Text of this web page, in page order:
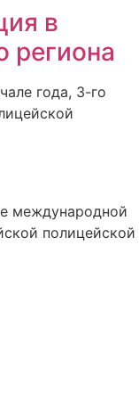
в
региона
года, 3-го
международной
полицейской